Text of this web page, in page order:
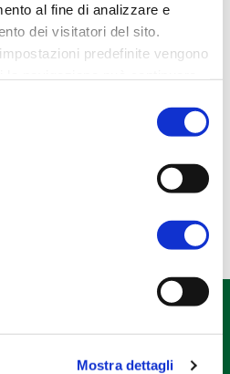
al fine di analizzare e
dei visitatori del sito.
predefinite vengono
informazioni visualizza la
Mostra dettagli